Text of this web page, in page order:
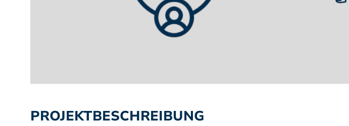
PROJEKTBESCHREIBUNG